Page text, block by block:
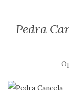
Pedra